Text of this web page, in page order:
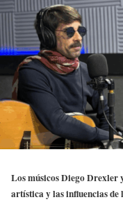
Los músicos Diego Drexler
artística y las influencias de